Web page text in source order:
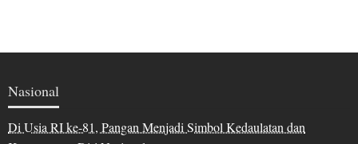
Nasional
Di Usia RI ke-81, Pangan Menjadi Simbol Kedaulatan dan